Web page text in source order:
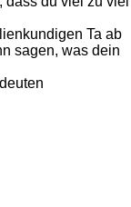
Ta ab
sagen, was dein